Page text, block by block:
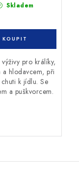
Skladem
pro králíky,
a hlodavcem, při
k jídlu. Se
a puškvorcem.